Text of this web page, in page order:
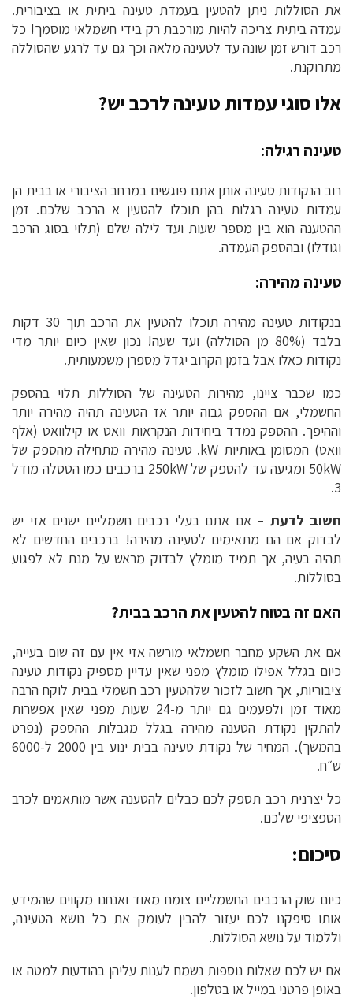
את הסוללות ניתן להטעין בעמדת טעינה ביתית או בציבורית.
עמדה ביתית צריכה להיות מורכבת רק בידי חשמלאי מוסמך! כל
רכב דורש זמן שונה עד לטעינה מלאה וכך גם עד לרגע שהסוללה
מתרוקנת.
אלו סוגי עמדות טעינה לרכב יש?
טעינה רגילה:
רוב הנקודות טעינה אותן אתם פוגשים במרחב הציבורי או בבית הן
עמדות טעינה רגלות בהן תוכלו להטעין א הרכב שלכם. זמן
ההטענה הוא בין מספר שעות ועד לילה שלם (תלוי בסוג הרכב
וגודלו) ובהספק העמדה.
טעינה מהירה:
בנקודות טעינה מהירה תוכלו להטעין את הרכב תוך 30 דקות
בלבד (80% מן הסוללה) ועד שעה! נכון שאין כיום יותר מדי
נקודות כאלו אבל בזמן הקרוב יגדל מספרן משמעותית.
כמו שכבר ציינו, מהירות הטעינה של הסוללות תלוי בהספק
החשמלי, אם ההספק גבוה יותר אז הטעינה תהיה מהירה יותר
וההיפך. ההספק נמדד ביחידות הנקראות וואט או קילוואט (אלף
וואט) המסומן באותיות kW. טעינה מהירה מתחילה מהספק של
50kW ומגיעה עד להספק של 250kW ברכבים כמו הטסלה מודל
3.
חשוב לדעת – אם אתם בעלי רכבים חשמליים ישנים אזי יש
לבדוק אם הם מתאימים לטעינה מהירה! ברכבים החדשים לא
תהיה בעיה, אך תמיד מומלץ לבדוק מראש על מנת לא לפגוע
בסוללות.
האם זה בטוח להטעין את הרכב בבית?
אם את השקע מחבר חשמלאי מורשה אזי אין עם זה שום בעייה,
כיום בגלל אפילו מומלץ מפני שאין עדיין מספיק נקודות טעינה
ציבוריות, אך חשוב לזכור שלהטעין רכב חשמלי בבית לוקח הרבה
מאוד זמן ולפעמים גם יותר מ-24 שעות מפני שאין אפשרות
להתקין נקודת הטענה מהירה בגלל מגבלות ההספק (נפרט
בהמשך). המחיר של נקודת טעינה בבית ינוע בין 2000 ל-6000
ש״ח.
כל יצרנית רכב תספק לכם כבלים להטענה אשר מותאמים לכרב
הספציפי שלכם.
סיכום:
כיום שוק הרכבים החשמליים צומח מאוד ואנחנו מקווים שהמידע
אותו סיפקנו לכם יעזור להבין לעומק את כל נושא הטעינה,
וללמוד על נושא הסוללות.
אם יש לכם שאלות נוספות נשמח לענות עליהן בהודעות למטה או
באופן פרטני במייל או בטלפון.